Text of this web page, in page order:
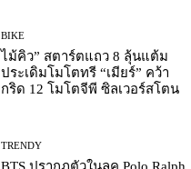
BIKE
ไม้คิว” สตาร์ตแถว 8 ลุ้นแต้ม
ประเดิมโมโตทรี “เมียร์” คว้า
กริด 12 โมโตจีพี ซิลเวอร์สโตน
TRENDY